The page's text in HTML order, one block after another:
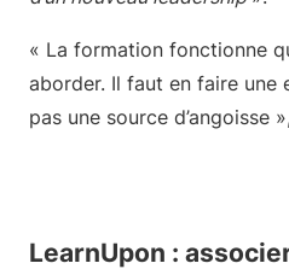
« La formation fonctionne
aborder. Il faut en faire une
pas une source d’angoisse
LearnUpon :